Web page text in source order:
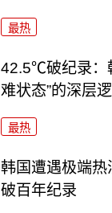
最热
42.5℃破纪录：
难状态”的深层
最热
韩国遭遇极端
破百年纪录